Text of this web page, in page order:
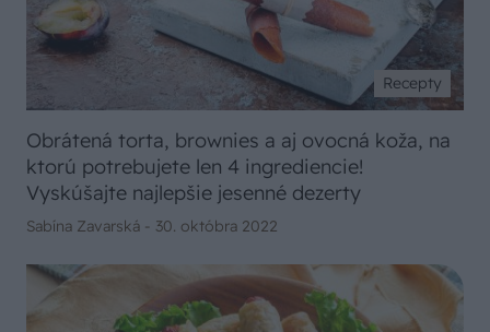
Recepty
Obrátená torta, brownies a aj ovocná koža, na
ktorú potrebujete len 4 ingrediencie!
Vyskúšajte najlepšie jesenné dezerty
Sabína Zavarská - 30. októbra 2022